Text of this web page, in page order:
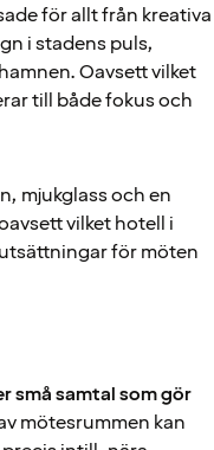
för allt från kreativa
i stadens puls,
Oavsett vilket
till både fokus och
mjukglass och en
vilket hotell i
för möten
små samtal som gör
mötesrummen kan